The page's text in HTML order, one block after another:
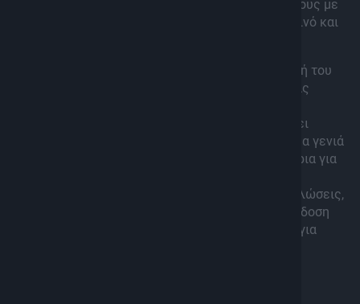
(2015), συνδύασε παραδοσιακούς ήχους με
σύγχρονες ενορχηστρώσεις, ενθουσιάζοντας κοινό και
Μετά το 2020, ο Βακάκης επεκτείνει την επιρροή του
μέσα από ψηφιακές πλατφόρμες, προσεγγίζοντας
εμφανίσεις στο διαδίκτυο. Παράλληλα, παραμένει
αφοσιωμένος στη διδασκαλία, ενισχύοντας τη νέα γενιά
κρητικών μουσικών και διοργανώνοντας σεμινάρια για
εμφανίζεται σε φεστιβάλ και πολιτιστικές εκδηλώσεις,
διατηρώντας το όραμά του για την κρητική παράδοση
ζωντανό και σύγχρονο, ενώ αποτελεί έμπνευση για